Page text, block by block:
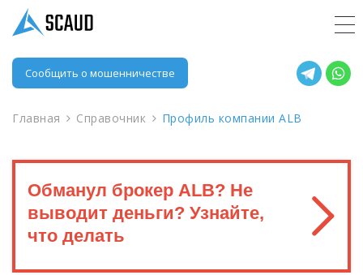
Сообщить о мошенничестве
Главная Справочник Профиль компании ALB
Обманул брокер ALB? Не
выводит деньги? Узнайте,
что делать